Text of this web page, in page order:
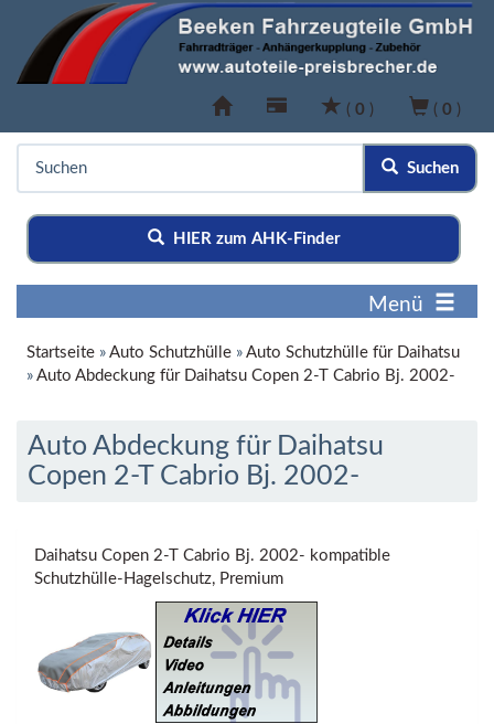
( 0 ) ( 0 )
Suchen
HIER zum AHK-Finder
Menü
Startseite » Auto Schutzhülle » Auto Schutzhülle für Daihatsu
» Auto Abdeckung für Daihatsu Copen 2-T Cabrio Bj. 2002-
Auto Abdeckung für Daihatsu
Copen 2-T Cabrio Bj. 2002-
Daihatsu Copen 2-T Cabrio Bj. 2002- kompatible
Schutzhülle-Hagelschutz, Premium